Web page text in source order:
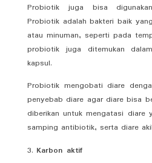
Probiotik juga bisa
Probiotik adalah bakteri baik
atau minuman, seperti pada
probiotik juga ditemukan
kapsul.
Probiotik mengobati diare
penyebab diare agar diare bisa
diberikan untuk mengatasi
samping antibiotik, serta diare
Karbon aktif